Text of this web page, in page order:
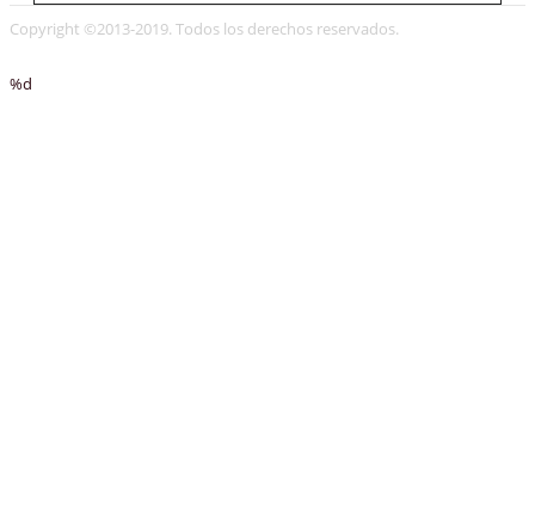
Copyright ©2013-2019. Todos los derechos reservados.
%d